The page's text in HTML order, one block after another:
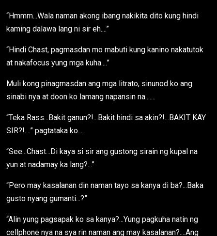
“Hmmm...Wala naman akong ibang nakikita dito kung hindi
kaming dalawa lang ni sir eh....”
“Hindi Chast, pagmasdan mo mabuti kung kanino nakatutok
at nakafocus yung mga kuha....”
Muli kong pinagmasdan ang mga litrato, sinunod ko ang
sinabi nya at doon ko lamang napansin na.......
“Teka Rass...Bakit ganun?!...Bakit hindi sa akin?!...BAKIT KAY
SIR?!....” pagtataka ko....
“See...Chast...Di kaya si sir ang gustong sirain ng kupal na
yun at nadamay ka lang?...”
“Pero may kasalanan din naman tayo sa kanya di ba?...Baka
gusto nyang gumanti...?”
“Alin yung pagsapak ko sa kanya?...Yung pagkuha natin ng
cellphone nya na sya rin naman ang may kasalanan?....Ang